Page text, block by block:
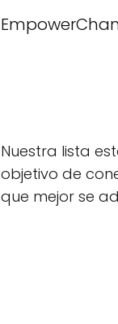
Nuestra lista
objetivo de
que mejor se